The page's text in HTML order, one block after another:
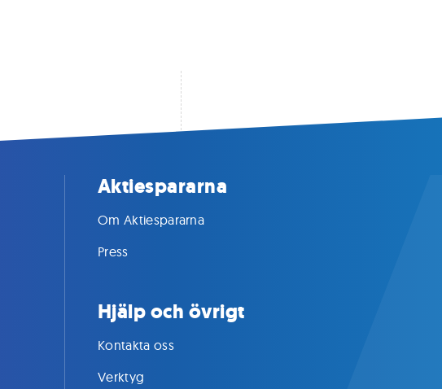
Aktiespararna
Om Aktiespararna
Press
Hjälp och övrigt
Kontakta oss
Verktyg